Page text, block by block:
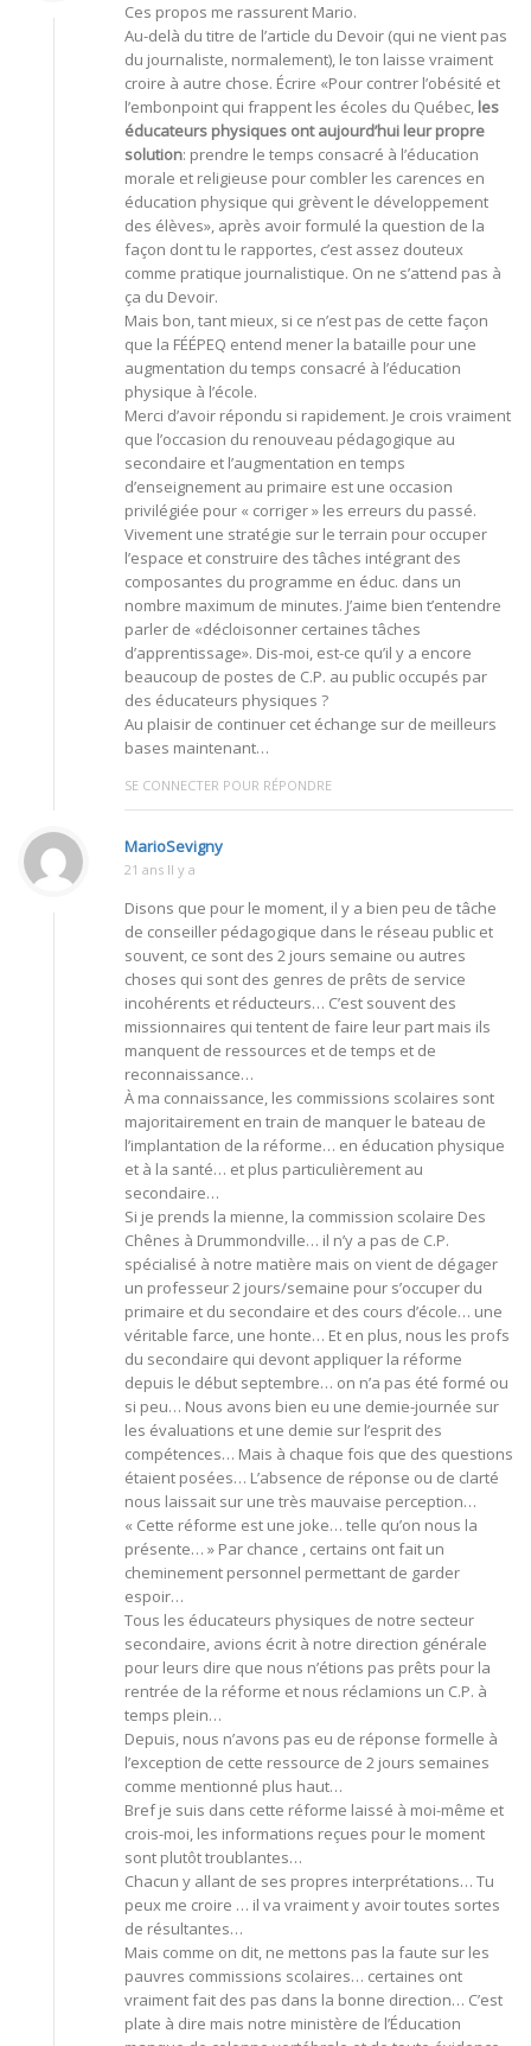
Ces propos me rassurent Mario.
Au-delà du titre de l’article du Devoir (qui ne vient pas
du journaliste, normalement), le ton laisse vraiment
croire à autre chose. Écrire «Pour contrer l’obésité et
l’embonpoint qui frappent les écoles du Québec, les
éducateurs physiques ont aujourd’hui leur propre
solution: prendre le temps consacré à l’éducation
morale et religieuse pour combler les carences en
éducation physique qui grèvent le développement
des élèves», après avoir formulé la question de la
façon dont tu le rapportes, c’est assez douteux
comme pratique journalistique. On ne s’attend pas à
ça du Devoir.
Mais bon, tant mieux, si ce n’est pas de cette façon
que la FÉÉPEQ entend mener la bataille pour une
augmentation du temps consacré à l’éducation
physique à l’école.
Merci d’avoir répondu si rapidement. Je crois vraiment
que l’occasion du renouveau pédagogique au
secondaire et l’augmentation en temps
d’enseignement au primaire est une occasion
privilégiée pour « corriger » les erreurs du passé.
Vivement une stratégie sur le terrain pour occuper
l’espace et construire des tâches intégrant des
composantes du programme en éduc. dans un
nombre maximum de minutes. J’aime bien t’entendre
parler de «décloisonner certaines tâches
d’apprentissage». Dis-moi, est-ce qu’il y a encore
beaucoup de postes de C.P. au public occupés par
des éducateurs physiques ?
Au plaisir de continuer cet échange sur de meilleurs
bases maintenant…
SE CONNECTER POUR RÉPONDRE
MarioSevigny
21 ans Il y a
Disons que pour le moment, il y a bien peu de tâche
de conseiller pédagogique dans le réseau public et
souvent, ce sont des 2 jours semaine ou autres
choses qui sont des genres de prêts de service
incohérents et réducteurs… C’est souvent des
missionnaires qui tentent de faire leur part mais ils
manquent de ressources et de temps et de
reconnaissance…
À ma connaissance, les commissions scolaires sont
majoritairement en train de manquer le bateau de
l’implantation de la réforme… en éducation physique
et à la santé… et plus particulièrement au
secondaire…
Si je prends la mienne, la commission scolaire Des
Chênes à Drummondville… il n’y a pas de C.P.
spécialisé à notre matière mais on vient de dégager
un professeur 2 jours/semaine pour s’occuper du
primaire et du secondaire et des cours d’école… une
véritable farce, une honte… Et en plus, nous les profs
du secondaire qui devont appliquer la réforme
depuis le début septembre… on n’a pas été formé ou
si peu… Nous avons bien eu une demie-journée sur
les évaluations et une demie sur l’esprit des
compétences… Mais à chaque fois que des questions
étaient posées… L’absence de réponse ou de clarté
nous laissait sur une très mauvaise perception…
« Cette réforme est une joke… telle qu’on nous la
présente… » Par chance , certains ont fait un
cheminement personnel permettant de garder
espoir…
Tous les éducateurs physiques de notre secteur
secondaire, avions écrit à notre direction générale
pour leurs dire que nous n’étions pas prêts pour la
rentrée de la réforme et nous réclamions un C.P. à
temps plein…
Depuis, nous n’avons pas eu de réponse formelle à
l’exception de cette ressource de 2 jours semaines
comme mentionné plus haut…
Bref je suis dans cette réforme laissé à moi-même et
crois-moi, les informations reçues pour le moment
sont plutôt troublantes…
Chacun y allant de ses propres interprétations… Tu
peux me croire … il va vraiment y avoir toutes sortes
de résultantes…
Mais comme on dit, ne mettons pas la faute sur les
pauvres commissions scolaires… certaines ont
vraiment fait des pas dans la bonne direction… C’est
plate à dire mais notre ministère de l’Éducation